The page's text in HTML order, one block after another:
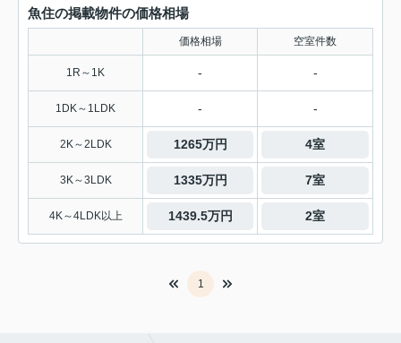
魚住の掲載物件の価格相場
価格相場 空室件数
1R～1K - -
1DK～1LDK - -
2K～2LDK 1265万円 4室
3K～3LDK 1335万円 7室
4K～4LDK以上 1439.5万円 2室
1